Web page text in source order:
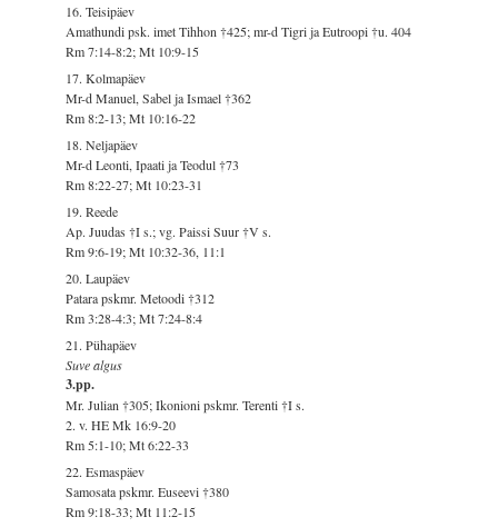
16. Teisipäev
Amathundi psk. imet Tihhon †425; mr-d Tigri ja Eutroopi †u. 404
Rm 7:14-8:2; Mt 10:9-15
17. Kolmapäev
Mr-d Manuel, Sabel ja Ismael †362
Rm 8:2-13; Mt 10:16-22
18. Neljapäev
Mr-d Leonti, Ipaati ja Teodul †73
Rm 8:22-27; Mt 10:23-31
19. Reede
Ap. Juudas †I s.; vg. Paissi Suur †V s.
Rm 9:6-19; Mt 10:32-36, 11:1
20. Laupäev
Patara pskmr. Metoodi †312
Rm 3:28-4:3; Mt 7:24-8:4
21. Pühapäev
Suve algus
3.pp.
Mr. Julian †305; Ikonioni pskmr. Terenti †I s.
2. v. HE Mk 16:9-20
Rm 5:1-10; Mt 6:22-33
22. Esmaspäev
Samosata pskmr. Euseevi †380
Rm 9:18-33; Mt 11:2-15